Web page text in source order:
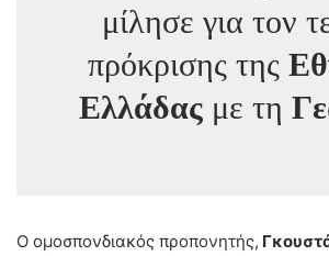
μίλησε για τον
πρόκρισης της
Ελλάδας με τη
Ο ομοσπονδιακός προπονητής,